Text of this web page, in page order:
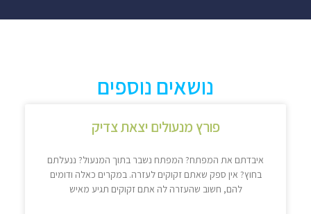
נושאים נוספים
פורץ מנעולים יצאת צדיק
איבדתם את המפתח? המפתח נשבר בתוך המנעול? ננעלתם
בחוץ? אין ספק שאתם זקוקים לעזרה. במקרים כאלה ודומים
להם, חשוב שהעזרה לה אתם זקוקים תגיע מאיש